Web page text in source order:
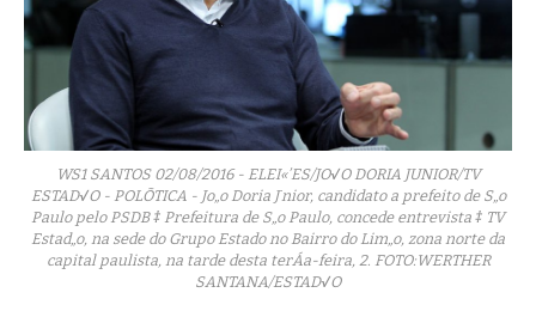
WS1 SANTOS 02/08/2016 - ELEI«’ES/JO√O DORIA JUNIOR/TV
ESTAD√O - POLÕTICA - Jo„o Doria J˙nior, candidato a prefeito de S„o
Paulo pelo PSDB ‡ Prefeitura de S„o Paulo, concede entrevista ‡ TV
Estad„o, na sede do Grupo Estado no Bairro do Lim„o, zona norte da
capital paulista, na tarde desta terÁa-feira, 2. FOTO:WERTHER
SANTANA/ESTAD√O